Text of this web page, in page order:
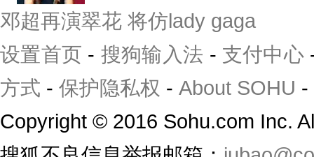
邓超再演翠花 将仿lady gaga
设置首页 - 搜狗输入法 - 支付中心
方式 - 保护隐私权 - About SOHU -
Copyright © 2016 Sohu.com Inc.